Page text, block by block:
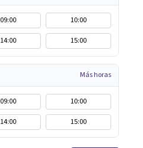
09:00
10:00
14:00 15:00
Más horas
09:00
10:00
14:00 15:00